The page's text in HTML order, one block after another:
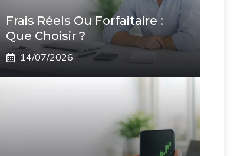
Frais Réels Ou Forfaitaire :
Que Choisir ?
14/07/2026